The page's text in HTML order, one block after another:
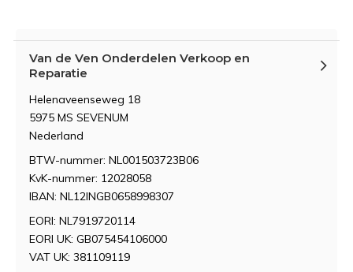
Van de Ven Onderdelen Verkoop en
Reparatie
Helenaveenseweg 18
5975 MS SEVENUM
Nederland
BTW-nummer: NL001503723B06
KvK-nummer: 12028058
IBAN: NL12INGB0658998307
EORI: NL7919720114
EORI UK: GB075454106000
VAT UK: 381109119